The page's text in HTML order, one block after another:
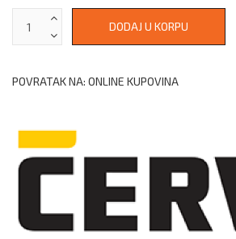
POVRATAK NA: ONLINE KUPOVINA